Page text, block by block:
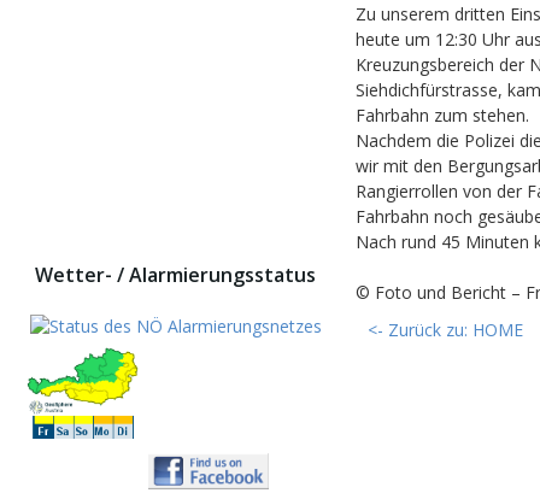
Wetter- / Alarmierungsstatus
Zu unserem dritten
heute um 12:30 Uhr
Kreuzungsbereich der
Siehdichfürstrasse,
Fahrbahn zum stehen.
Nachdem die Polizei
wir mit den
Rangierrollen von der
Fahrbahn noch
Nach rund 45 Minuten
© Foto und Bericht –
<- Zurück zu: HOME